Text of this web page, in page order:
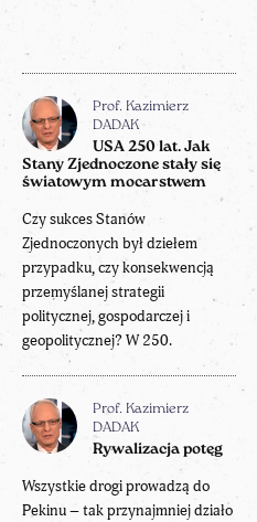
Prof. Kazimierz
DADAK
USA 250 lat. Jak
Stany Zjednoczone stały się
światowym mocarstwem
Czy sukces Stanów
Zjednoczonych był dziełem
przypadku, czy konsekwencją
przemyślanej strategii
politycznej, gospodarczej i
geopolitycznej? W 250.
Prof. Kazimierz
DADAK
Rywalizacja potęg
Wszystkie drogi prowadzą do
Pekinu – tak przynajmniej działo